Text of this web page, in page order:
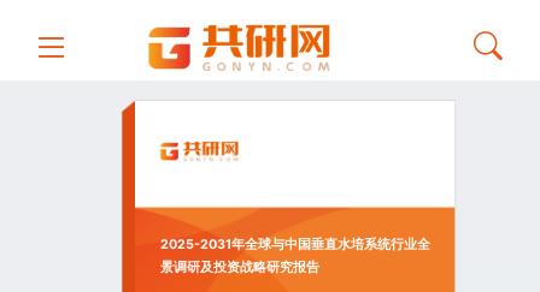
2025-2031年全球与中国垂直水培系统行业全
景调研及投资战略研究报告